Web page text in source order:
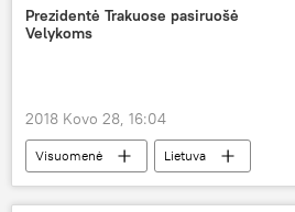
Prezidentė Trakuose pasiruošė
Velykoms
2018 Kovo 28, 16:04
Visuomenė
Lietuva
Dalia Grybauskaitė
Velykos